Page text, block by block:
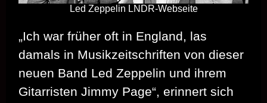
Led Zeppelin LNDR-Webseite
„Ich war früher oft in England, las
damals in Musikzeitschriften von dieser
neuen Band Led Zeppelin und ihrem
Gitarristen Jimmy Page“, erinnert sich